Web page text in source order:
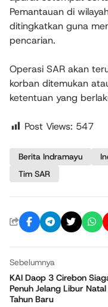
Pemantauan di
ditingkatkan guna
pencarian.
Operasi SAR akan
korban ditemukan
ketentuan yang
Post Views: 547
Berita Indramayu
Tim SAR
Sebelumnya
KAI Daop 3 Cirebon
Penuh Jelang Libur
Tahun Baru